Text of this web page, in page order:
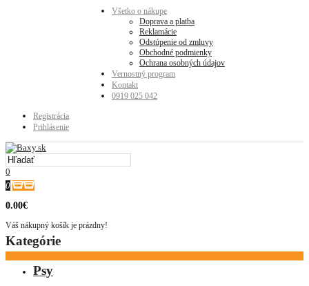
Všetko o nákupe
Doprava a platba
Reklamácie
Odstúpenie od zmluvy
Obchodné podmienky
Ochrana osobných údajov
Vernostný program
Kontakt
0919 025 042
Registrácia
Prihlásenie
0
0
0.00€
Váš nákupný košík je prázdny!
Kategórie
Psy